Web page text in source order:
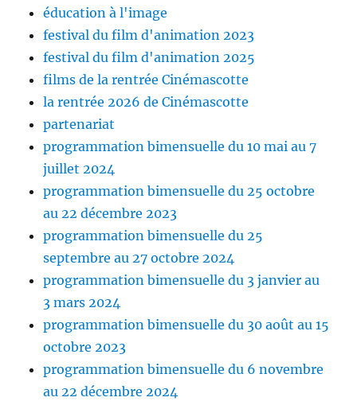
éducation à l'image
festival du film d'animation 2023
festival du film d'animation 2025
films de la rentrée Cinémascotte
la rentrée 2026 de Cinémascotte
partenariat
programmation bimensuelle du 10 mai au 7
juillet 2024
programmation bimensuelle du 25 octobre
au 22 décembre 2023
programmation bimensuelle du 25
septembre au 27 octobre 2024
programmation bimensuelle du 3 janvier au
3 mars 2024
programmation bimensuelle du 30 août au 15
octobre 2023
programmation bimensuelle du 6 novembre
au 22 décembre 2024